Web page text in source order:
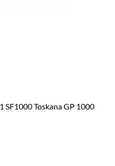
Toskana GP 1000